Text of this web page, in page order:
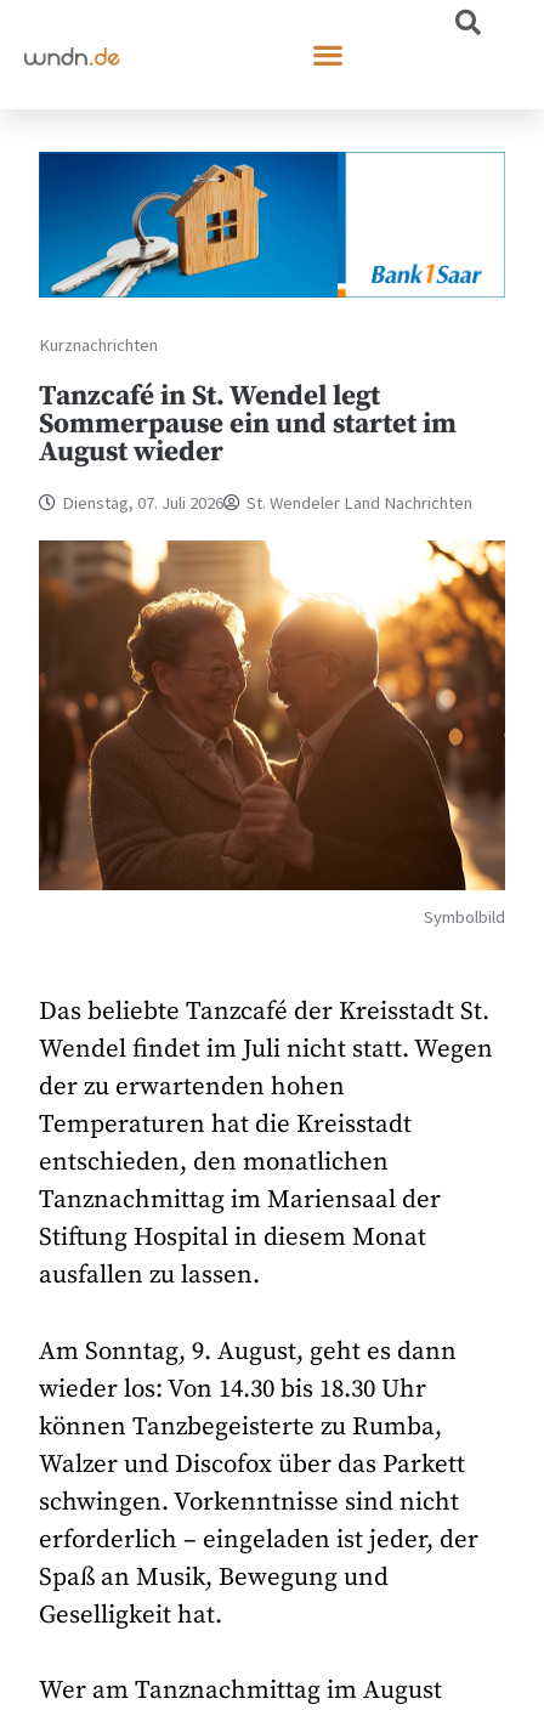
Kurznachrichten
Tanzcafé in St. Wendel legt
Sommerpause ein und startet im
August wieder
Dienstag, 07. Juli 2026 St. Wendeler Land Nachrichten
Symbolbild
Das beliebte Tanzcafé der Kreisstadt St.
Wendel findet im Juli nicht statt. Wegen
der zu erwartenden hohen
Temperaturen hat die Kreisstadt
entschieden, den monatlichen
Tanznachmittag im Mariensaal der
Stiftung Hospital in diesem Monat
ausfallen zu lassen.
Am Sonntag, 9. August, geht es dann
wieder los: Von 14.30 bis 18.30 Uhr
können Tanzbegeisterte zu Rumba,
Walzer und Discofox über das Parkett
schwingen. Vorkenntnisse sind nicht
erforderlich – eingeladen ist jeder, der
Spaß an Musik, Bewegung und
Geselligkeit hat.
Wer am Tanznachmittag im August